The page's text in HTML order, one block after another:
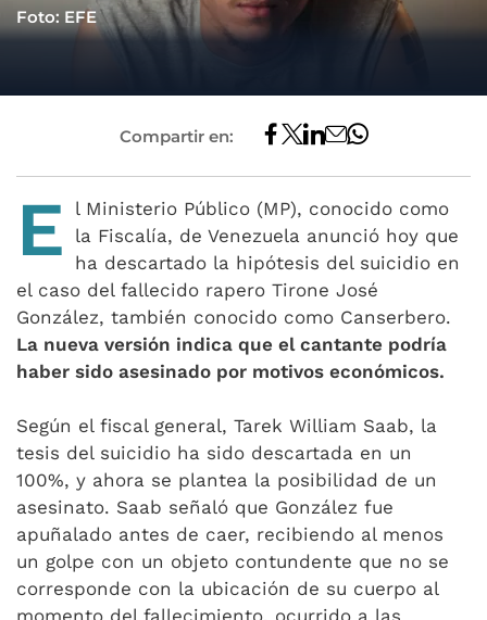
Foto: EFE
Compartir en:
E
l Ministerio Público (MP), conocido como
la Fiscalía, de Venezuela anunció hoy que
ha descartado la hipótesis del suicidio en
el caso del fallecido rapero Tirone José
González, también conocido como Canserbero.
La nueva versión indica que el cantante podría
haber sido asesinado por motivos económicos.
Según el fiscal general, Tarek William Saab, la
tesis del suicidio ha sido descartada en un
100%, y ahora se plantea la posibilidad de un
asesinato. Saab señaló que González fue
apuñalado antes de caer, recibiendo al menos
un golpe con un objeto contundente que no se
corresponde con la ubicación de su cuerpo al
momento del fallecimiento, ocurrido a las